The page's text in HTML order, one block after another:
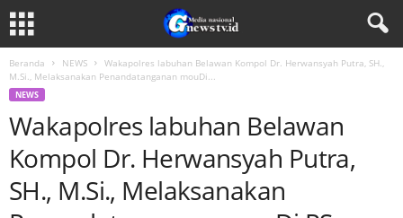
Beranda NEWS
Wakapolres labuhan Belawan Kompol Dr. Herwansyah Putra, SH.,
M.Si., Melaksanakan Penandatanganan mouDi...
NEWS
Wakapolres labuhan Belawan
Kompol Dr. Herwansyah Putra,
SH., M.Si., Melaksanakan